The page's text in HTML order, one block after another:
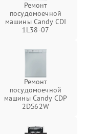
Ремонт
посудомоечной
машины Candy CDI
1L38-07
Ремонт
посудомоечной
машины Candy CDP
2DS62W